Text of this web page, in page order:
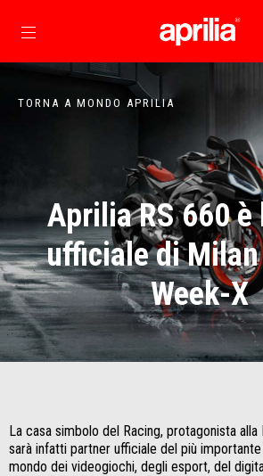
Vai al contenuto
TORNA A MONDO APRILIA
Aprilia RS 660 è
ufficiale di Milan
Week-X
La casa simbolo del Racing, protagonista alla
sarà infatti partner ufficiale del più
mondo dei videogiochi, degli esport, del